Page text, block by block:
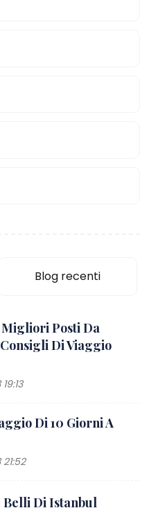
Blog recenti
Posti Da
Di Viaggio
Di 10 Giorni A
Belli Di Istanbul